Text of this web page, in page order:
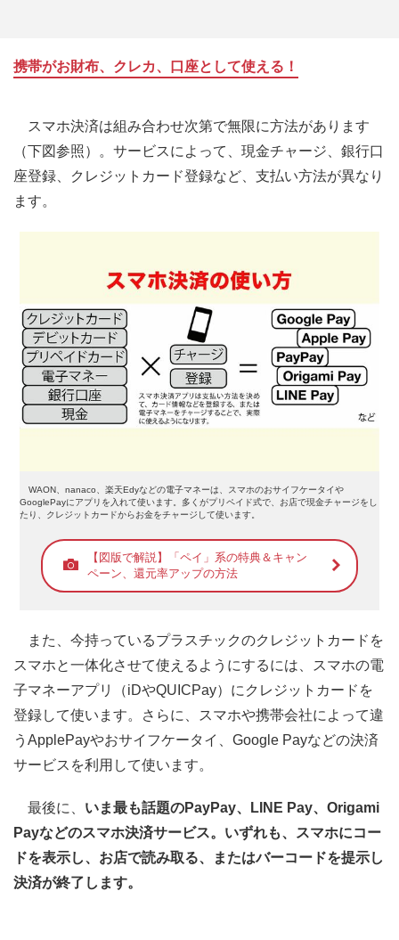
携帯がお財布、クレカ、口座として使える！
スマホ決済は組み合わせ次第で無限に方法があります
（下図参照）。サービスによって、現金チャージ、銀行口
座登録、クレジットカード登録など、支払い方法が異なり
ます。
WAON、nanaco、楽天Edyなどの電子マネーは、スマホのおサイフケータイや
GooglePayにアプリを入れて使います。多くがプリペイド式で、お店で現金チャージをし
たり、クレジットカードからお金をチャージして使います。
【図版で解説】「ペイ」系の特典＆キャン
ペーン、還元率アップの方法
また、今持っているプラスチックのクレジットカードを
スマホと一体化させて使えるようにするには、スマホの電
子マネーアプリ（iDやQUICPay）にクレジットカードを
登録して使います。さらに、スマホや携帯会社によって違
うApplePayやおサイフケータイ、Google Payなどの決済
サービスを利用して使います。
最後に、 いま最も話題のPayPay、LINE Pay、Origami
Payなどのスマホ決済サービス。いずれも、スマホにコー
ドを表示し、お店で読み取る、またはバーコードを提示し
決済が終了します。